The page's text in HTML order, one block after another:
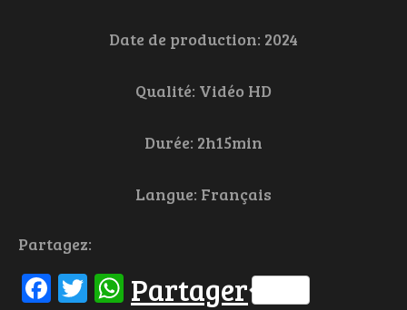
Date de production: 2024
Qualité: Vidéo HD
Durée: 2h15min
Langue: Français
Partagez:
Facebook
Twitter
WhatsApp
Partager